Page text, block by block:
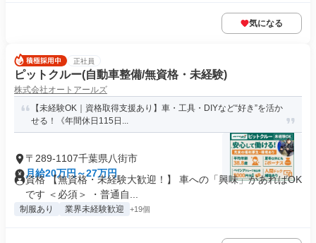
気になる
正社員
ピットクルー(自動車整備/無資格・未経験)
株式会社オートアールズ
【未経験OK｜資格取得支援あり】車・工具・DIYなど“好き”を活か
せる！《年間休日115日...
〒289-1107千葉県八街市
月給20万円～27万円
資格 【無資格・未経験大歓迎！】 車への「興味」があればOK
です ＜必須＞ ・普通自...
制服あり 業界未経験歓迎 +19個